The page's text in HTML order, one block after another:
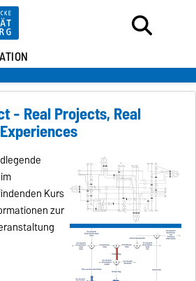
- Real Projects, Real
Kurs
zur